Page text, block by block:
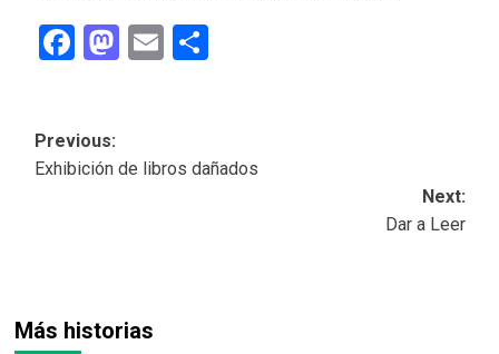
Facebook
Mastodon
EmailShare
Post
navigation
Previous:
Exhibición de libros dañados
Next:
Dar a Leer
Más historias